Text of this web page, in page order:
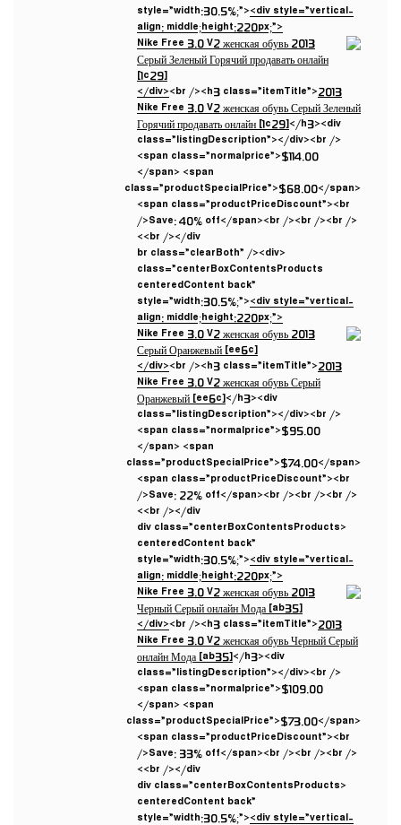
style=”width:30.5%;”><div style=”vertical-
align: middle;height:220px;”>
</div><br /><h3 class=”itemTitle”>2013
Nike Free 3.0 V2 женская обувь Серый Зеленый
Горячий продавать онлайн [1c29]</h3><div
class=”listingDescription”></div><br />
<span class=”normalprice”>$114.00
</span> <span
class=”productSpecialPrice”>$68.00</span>
<span class=”productPriceDiscount”><br
/>Save: 40% off</span><br /><br /><br />
<br /></div>
<br class=”clearBoth” /><div
class=”centerBoxContentsProducts
centeredContent back”
style=”width:30.5%;”><div style=”vertical-
align: middle;height:220px;”>
</div><br /><h3 class=”itemTitle”>2013
Nike Free 3.0 V2 женская обувь Серый
Оранжевый [ee6c]</h3><div
class=”listingDescription”></div><br />
<span class=”normalprice”>$95.00
</span> <span
class=”productSpecialPrice”>$74.00</span>
<span class=”productPriceDiscount”><br
/>Save: 22% off</span><br /><br /><br />
<br /></div>
<div class=”centerBoxContentsProducts
centeredContent back”
style=”width:30.5%;”><div style=”vertical-
align: middle;height:220px;”>
</div><br /><h3 class=”itemTitle”>2013
Nike Free 3.0 V2 женская обувь Черный Серый
онлайн Мода [ab35]</h3><div
class=”listingDescription”></div><br />
<span class=”normalprice”>$109.00
</span> <span
class=”productSpecialPrice”>$73.00</span>
<span class=”productPriceDiscount”><br
/>Save: 33% off</span><br /><br /><br />
<br /></div>
<div class=”centerBoxContentsProducts
centeredContent back”
style=”width:30.5%;”><div style=”vertical-